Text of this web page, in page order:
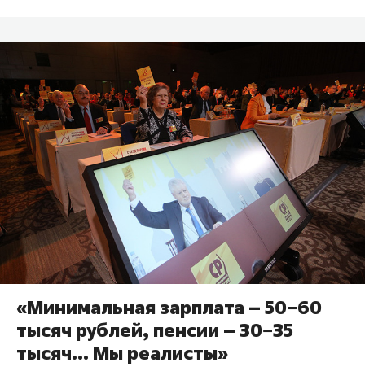
«Минимальная зарплата – 50−60
тысяч рублей, пенсии – 30−35
тысяч… Мы реалисты»